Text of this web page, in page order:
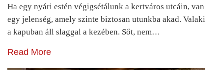
Ha egy nyári estén végigsétálunk a kertváros utcáin, van
egy jelenség, amely szinte biztosan utunkba akad. Valaki
a kapuban áll slaggal a kezében. Sőt, nem…
Read More